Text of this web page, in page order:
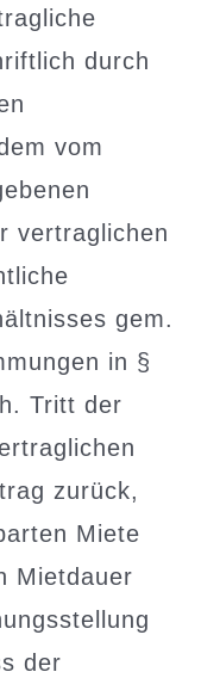
durch
vom
vertraglichen
gem.
in §
Tritt der
zurück,
Miete
Mietdauer
der